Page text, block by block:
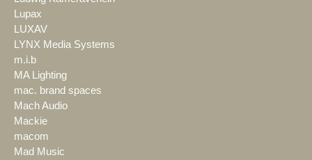
Lupax
LUXAV
LYNX Media Systems
m.i.b
MA Lighting
mac. brand spaces
Mach Audio
Mackie
macom
Mad Music